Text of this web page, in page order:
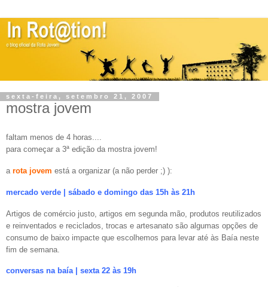
sexta-feira, setembro 21, 2007
mostra jovem
faltam menos de 4 horas....
para começar a 3ª edição da mostra jovem!
a rota jovem está a organizar (a não perder ;) ):
mercado verde | sábado e domingo das 15h às 21h
Artigos de comércio justo, artigos em segunda mão, produtos reutilizados
e reinventados e reciclados, trocas e artesanato são algumas opções de
consumo de baixo impacte que escolhemos para levar até às Baía neste
fim de semana.
conversas na baía | sexta 22 às 19h